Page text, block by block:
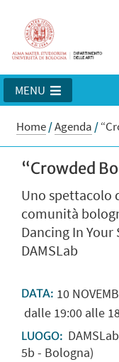
MENU
Home/Agenda /
“Crowded
Uno spettacolo
comunità
Dancing In
DAMSLab
DATA: 10
dalle 19:00 alle
LUOGO:
5b - Bologna)